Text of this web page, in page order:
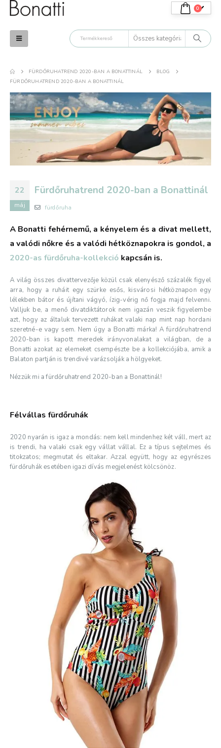
0
FÜRDŐRUHATREND 2020-BAN A BONATTINÁL
BLOG
FÜRDŐRUHATREND 2020-BAN A BONATTINÁL
22
máj
Fürdőruhatrend 2020-ban a Bonattinál
fürdőruha
A Bonatti fehérnemű, a kényelem és a divat mellett,
a valódi nőkre és a valódi hétköznapokra is gondol, a
2020-as fürdőruha-kollekció kapcsán is.
A világ összes divattervezője közül csak elenyésző százalék figyel
arra, hogy a ruháit egy szürke esős, kisvárosi hétköznapon egy
lélekben bátor és újítani vágyó, ízig-vérig nő fogja majd felvenni.
Valljuk be, a menő divatdiktátorok nem igazán veszik figyelembe
azt, hogy az általuk tervezett ruhákat valaki nap mint nap hordani
szeretné-e vagy sem. Nem úgy a Bonatti márka! A fürdőruhatrend
2020-ban is kapott meredek irányvonalakat a világban, de a
Bonatti azokat az elemeket csempészte be a kollekciójába, amik a
Balaton partján is trendivé varázsolják a hölgyeket.
Nézzük mi a fürdőruhatrend 2020-ban a Bonattinál!
Félvállas fürdőruhák
2020 nyarán is igaz a mondás: nem kell mindenhez két váll, mert az
is trendi, ha valaki csak egy vállat vállal. Ez a típus sejtelmes és
titokzatos; megmutat és eltakar. Azzal együtt, hogy az egyrészes
fürdőruhák esetében igazi dívás megjelenést kölcsönöz.